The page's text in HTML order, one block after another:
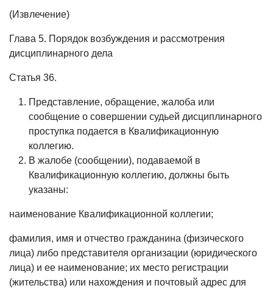
(Извлечение)
Глава 5. Порядок возбуждения и рассмотрения
дисциплинарного дела
Статья 36.
Представление, обращение, жалоба или
сообщение о совершении судьей дисциплинарного
проступка подается в Квалификационную
коллегию.
В жалобе (сообщении), подаваемой в
Квалификационную коллегию, должны быть
указаны:
наименование Квалификационной коллегии;
фамилия, имя и отчество гражданина (физического
лица) либо представителя организации (юридического
лица) и ее наименование; их место регистрации
(жительства) или нахождения и почтовый адрес для